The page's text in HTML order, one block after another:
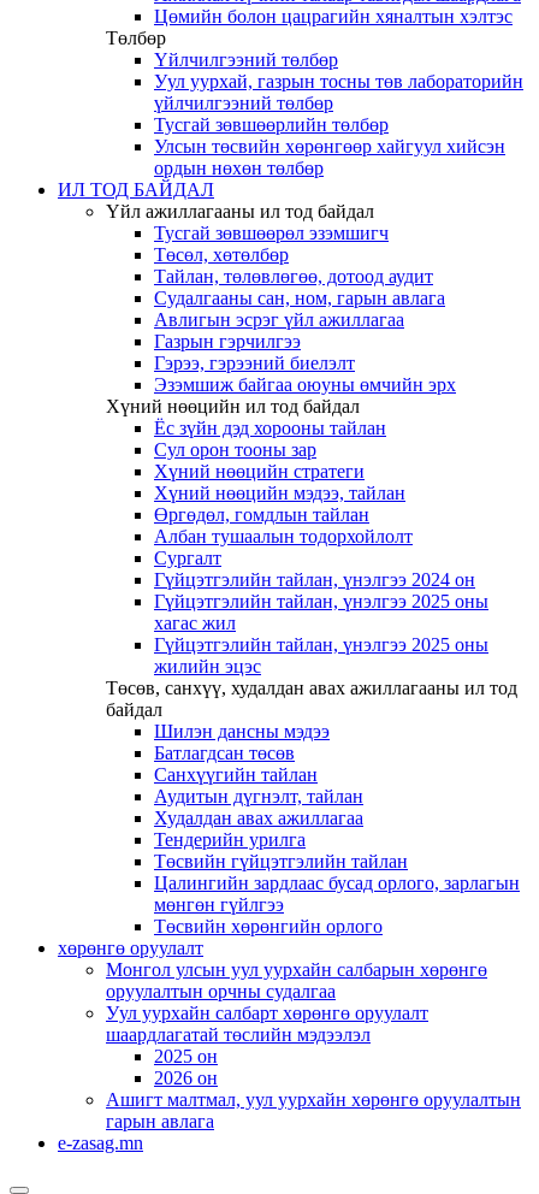
Цөмийн болон цацрагийн хяналтын хэлтэс
Төлбөр
Үйлчилгээний төлбөр
Уул уурхай, газрын тосны төв лабораторийн
үйлчилгээний төлбөр
Тусгай зөвшөөрлийн төлбөр
Улсын төсвийн хөрөнгөөр хайгуул хийсэн
ордын нөхөн төлбөр
ИЛ ТОД БАЙДАЛ
Үйл ажиллагааны ил тод байдал
Тусгай зөвшөөрөл эзэмшигч
Төсөл, хөтөлбөр
Тайлан, төлөвлөгөө, дотоод аудит
Судалгааны сан, ном, гарын авлага
Авлигын эсрэг үйл ажиллагаа
Газрын гэрчилгээ
Гэрээ, гэрээний биелэлт
Эзэмшиж байгаа оюуны өмчийн эрх
Хүний нөөцийн ил тод байдал
Ёс зүйн дэд хорооны тайлан
Сул орон тооны зар
Хүний нөөцийн стратеги
Хүний нөөцийн мэдээ, тайлан
Өргөдөл, гомдлын тайлан
Албан тушаалын тодорхойлолт
Сургалт
Гүйцэтгэлийн тайлан, үнэлгээ 2024 он
Гүйцэтгэлийн тайлан, үнэлгээ 2025 оны
хагас жил
Гүйцэтгэлийн тайлан, үнэлгээ 2025 оны
жилийн эцэс
Төсөв, санхүү, худалдан авах ажиллагааны ил тод
байдал
Шилэн дансны мэдээ
Батлагдсан төсөв
Санхүүгийн тайлан
Аудитын дүгнэлт, тайлан
Худалдан авах ажиллагаа
Тендерийн урилга
Төсвийн гүйцэтгэлийн тайлан
Цалингийн зардлаас бусад орлого, зарлагын
мөнгөн гүйлгээ
Төсвийн хөрөнгийн орлого
хөрөнгө оруулалт
Монгол улсын уул уурхайн салбарын хөрөнгө
оруулалтын орчны судалгаа
Уул уурхайн салбарт хөрөнгө оруулалт
шаардлагатай төслийн мэдээлэл
2025 он
2026 он
Ашигт малтмал, уул уурхайн хөрөнгө оруулалтын
гарын авлага
e-zasag.mn